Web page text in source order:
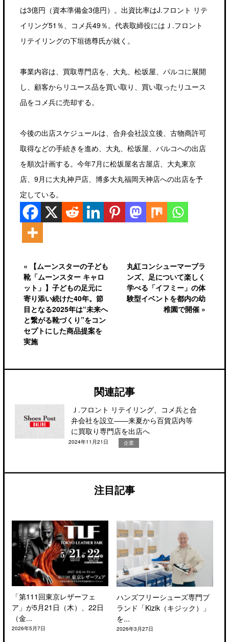
は3億円（資本準備金3億円）。出資比率はJ.フロント リテ
イリング51％、コメ兵49％。代表取締役にはＪ.フロント
リテイリングの下垣徳尊氏が就く。
事業内容は、買取専門店を、大丸、松坂屋、パルコに展開
し、顧客からリユース品を買い取り、買い取ったリユース
品をコメ兵に売却する。
今後の出店スケジュールは、合弁会社設立後、古物商許可
取得などの手続きを進め、大丸、松坂屋、パルコへの出店
を順次計画する。今年7月に松坂屋名古屋店、大丸東京
店、9月に大丸神戸店、博多大丸福岡天神店への出店を予
定している。
« 【ムーンスターの子ども
靴「ムーンスター キャロ
ット」】子どもの足元に
寄り添い続けた40年。節
目となる2025年は“未来へ
と繋がる靴づくり”をコン
セプトにした商品提案を
実施
丸紅コンシューマーブラ
ンズ、足について楽しく
学べる「イフミー」の体
験型イベントを都内の幼
稚園で開催 »
関連記事
Ｊ.フロント リテイリング、コメ兵と合
弁会社を設立――来夏から百貨店内等
に買取り専門店を出店へ
2024年11月21日 企業
注目記事
「第111回東京レザーフェ
ア」が5月21日（木）、22日
（金...
2026年5月7日
ハンズフリーシューズ専門ブ
ランド「Kizik（キジック）」
を...
2026年3月27日